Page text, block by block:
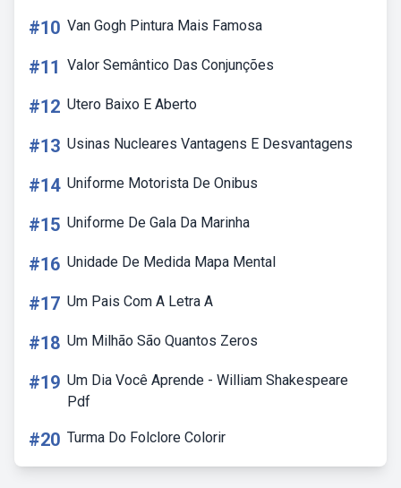
#10 Van Gogh Pintura Mais Famosa
#11 Valor Semântico Das Conjunções
#12 Utero Baixo E Aberto
#13 Usinas Nucleares Vantagens E Desvantagens
#14 Uniforme Motorista De Onibus
#15 Uniforme De Gala Da Marinha
#16 Unidade De Medida Mapa Mental
#17 Um Pais Com A Letra A
#18 Um Milhão São Quantos Zeros
#19 Um Dia Você Aprende - William Shakespeare
Pdf
#20 Turma Do Folclore Colorir